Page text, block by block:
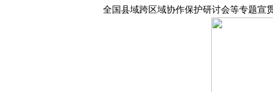
全国县域跨区域协作保护研讨会等专题宣